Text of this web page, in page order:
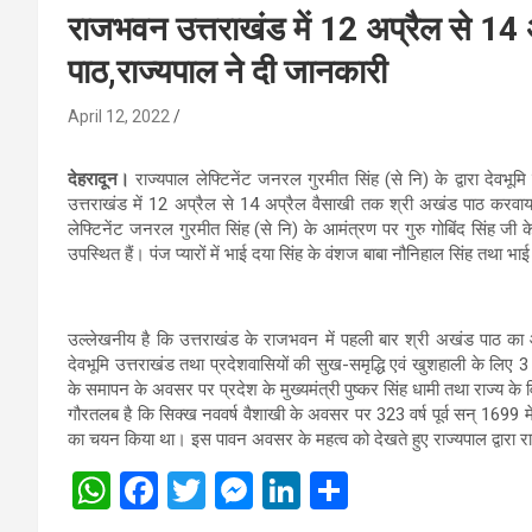
राजभवन उत्तराखंड में 12 अप्रैल से
पाठ,राज्यपाल ने दी जानकारी
April 12, 2022
देहरादून। राज्यपाल लेफ्टिनेंट जनरल गुरमीत सिंह (से नि) के द्वारा
उत्तराखंड में 12 अप्रैल से 14 अप्रैल वैसाखी तक श्री अखंड पाठ
लेफ्टिनेंट जनरल गुरमीत सिंह (से नि) के आमंत्रण पर गुरु गोबिंद सिंह जी
उपस्थित हैं। पंज प्यारों में भाई दया सिंह के वंशज बाबा नौनिहाल सिंह तथा
उल्लेखनीय है कि उत्तराखंड के राजभवन में पहली बार श्री अखंड पाठ
देवभूमि उत्तराखंड तथा प्रदेशवासियों की सुख-समृद्धि एवं खुशहाली के
के समापन के अवसर पर प्रदेश के मुख्यमंत्री पुष्कर सिंह धामी तथा राज्य के
गौरतलब है कि सिक्ख नववर्ष वैशाखी के अवसर पर 323 वर्ष पूर्व सन् 1699
का चयन किया था। इस पावन अवसर के महत्व को देखते हुए राज्यपाल
W F
T
M Li